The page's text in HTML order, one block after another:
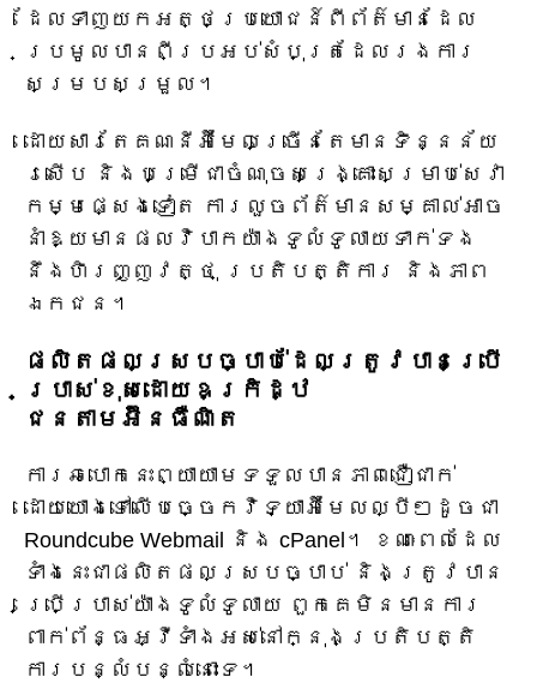
ដែលទាញយកអត្ថប្រយោជន៍ពីព័ត៌មានដែល
ប្រមូលបានពីប្រអប់សំបុត្រដែលរងការ
សម្របសម្រួល។
ដោយសារតែគណនីអ៊ីមែលច្រើនតែមានទិន្នន័យ
រសើប និងបម្រើជាចំណុចសង្គ្រោះសម្រាប់សេវា
កម្មផ្សេងទៀត ការលួចព័ត៌មានសម្គាល់អាច
នាំឱ្យមានផលវិបាកយ៉ាងទូលំទូលាយទាក់ទង
នឹងហិរញ្ញវត្ថុ ប្រតិបត្តិការ និងភាព
ឯកជន។
ផលិតផលស្របច្បាប់ដែលត្រូវបានប្រើ
ប្រាស់ខុសដោយឧក្រិដ្ឋ
ជនតាមអ៊ីនធឺណិត
ការឆបោកនេះព្យាយាមទទួលបានភាពជឿជាក់
ដោយយោងទៅលើបច្ចេកវិទ្យាអ៊ីមែលល្បីៗដូចជា
Roundcube Webmail និង cPanel។ ខណៈពេលដែល
ទាំងនេះជាផលិតផលស្របច្បាប់ និងត្រូវបាន
ប្រើប្រាស់យ៉ាងទូលំទូលាយ ពួកគេមិនមានការ
ពាក់ព័ន្ធអ្វីទាំងអស់នៅក្នុងប្រតិបត្តិ
ការបន្លំបន្លំនោះទេ។